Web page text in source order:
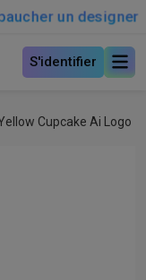
un designer
S'identifier
Cupcake Ai Logo